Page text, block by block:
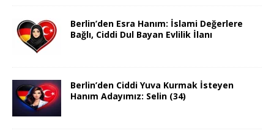
Berlin’den Esra Hanım: İslami Değerlere
Bağlı, Ciddi Dul Bayan Evlilik İlanı
Berlin’den Ciddi Yuva Kurmak İsteyen
Hanım Adayımız: Selin (34)